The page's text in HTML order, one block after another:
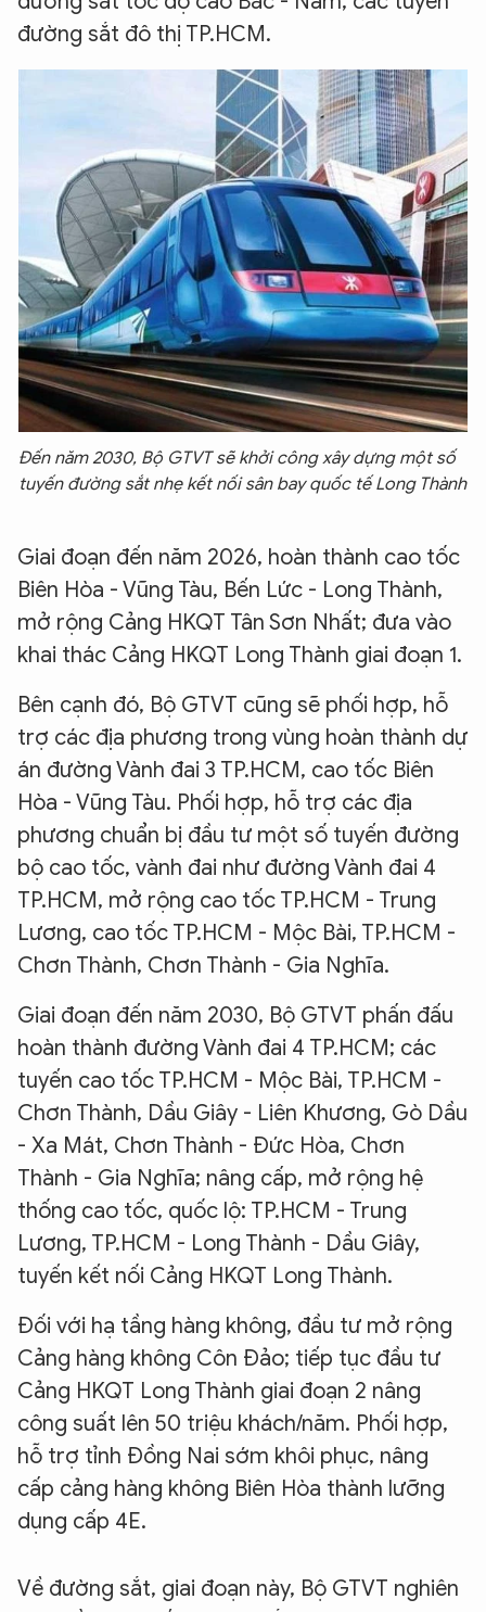
đường sắt đô thị TP.HCM.
Đến năm 2030, Bộ GTVT sẽ khởi công xây dựng một số
tuyến đường sắt nhẹ kết nối sân bay quốc tế Long Thành
Giai đoạn đến năm 2026, hoàn thành cao tốc
Biên Hòa - Vũng Tàu, Bến Lức - Long Thành,
mở rộng Cảng HKQT Tân Sơn Nhất; đưa vào
khai thác Cảng HKQT Long Thành giai đoạn 1.
Bên cạnh đó, Bộ GTVT cũng sẽ phối hợp, hỗ
trợ các địa phương trong vùng hoàn thành dự
án đường Vành đai 3 TP.HCM, cao tốc Biên
Hòa - Vũng Tàu. Phối hợp, hỗ trợ các địa
phương chuẩn bị đầu tư một số tuyến đường
bộ cao tốc, vành đai như đường Vành đai 4
TP.HCM, mở rộng cao tốc TP.HCM - Trung
Lương, cao tốc TP.HCM - Mộc Bài, TP.HCM -
Chơn Thành, Chơn Thành - Gia Nghĩa.
Giai đoạn đến năm 2030, Bộ GTVT phấn đấu
hoàn thành đường Vành đai 4 TP.HCM; các
tuyến cao tốc TP.HCM - Mộc Bài, TP.HCM -
Chơn Thành, Dầu Giây - Liên Khương, Gò Dầu
- Xa Mát, Chơn Thành - Đức Hòa, Chơn
Thành - Gia Nghĩa; nâng cấp, mở rộng hệ
thống cao tốc, quốc lộ: TP.HCM - Trung
Lương, TP.HCM - Long Thành - Dầu Giây,
tuyến kết nối Cảng HKQT Long Thành.
Đối với hạ tầng hàng không, đầu tư mở rộng
Cảng hàng không Côn Đảo; tiếp tục đầu tư
Cảng HKQT Long Thành giai đoạn 2 nâng
công suất lên 50 triệu khách/năm. Phối hợp,
hỗ trợ tỉnh Đồng Nai sớm khôi phục, nâng
cấp cảng hàng không Biên Hòa thành lưỡng
dụng cấp 4E.
Về đường sắt, giai đoạn này, Bộ GTVT nghiên